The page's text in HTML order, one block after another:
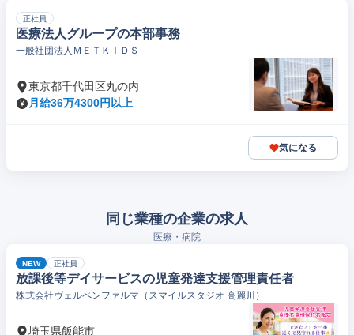
正社員
医療法人グループの本部事務
一般社団法人ＭＥＴＫＩＤＳ
東京都千代田区丸の内
月給36万4300円以上
気になる
同じ業種の企業の求人
医療・病院
NEW 正社員
放課後等デイサービスの児童発達支援管理責任者
株式会社ヴェルペンファルマ（スマイルスタジオ 高麗川）
埼玉県飯能市